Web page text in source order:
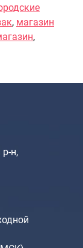
рыбалки
, магазин
,
н,